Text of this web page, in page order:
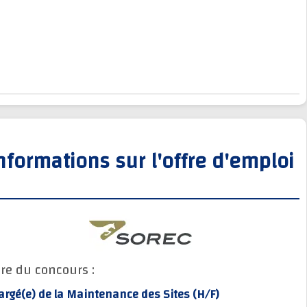
Informations sur l'offre
Titre du concours :
Chargé(e) de la Maintenance des Sites (H/F)